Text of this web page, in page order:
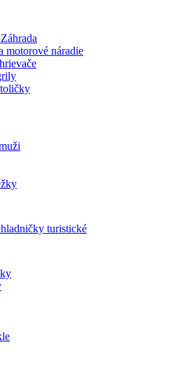
Záhrada
motorové náradie
turistické